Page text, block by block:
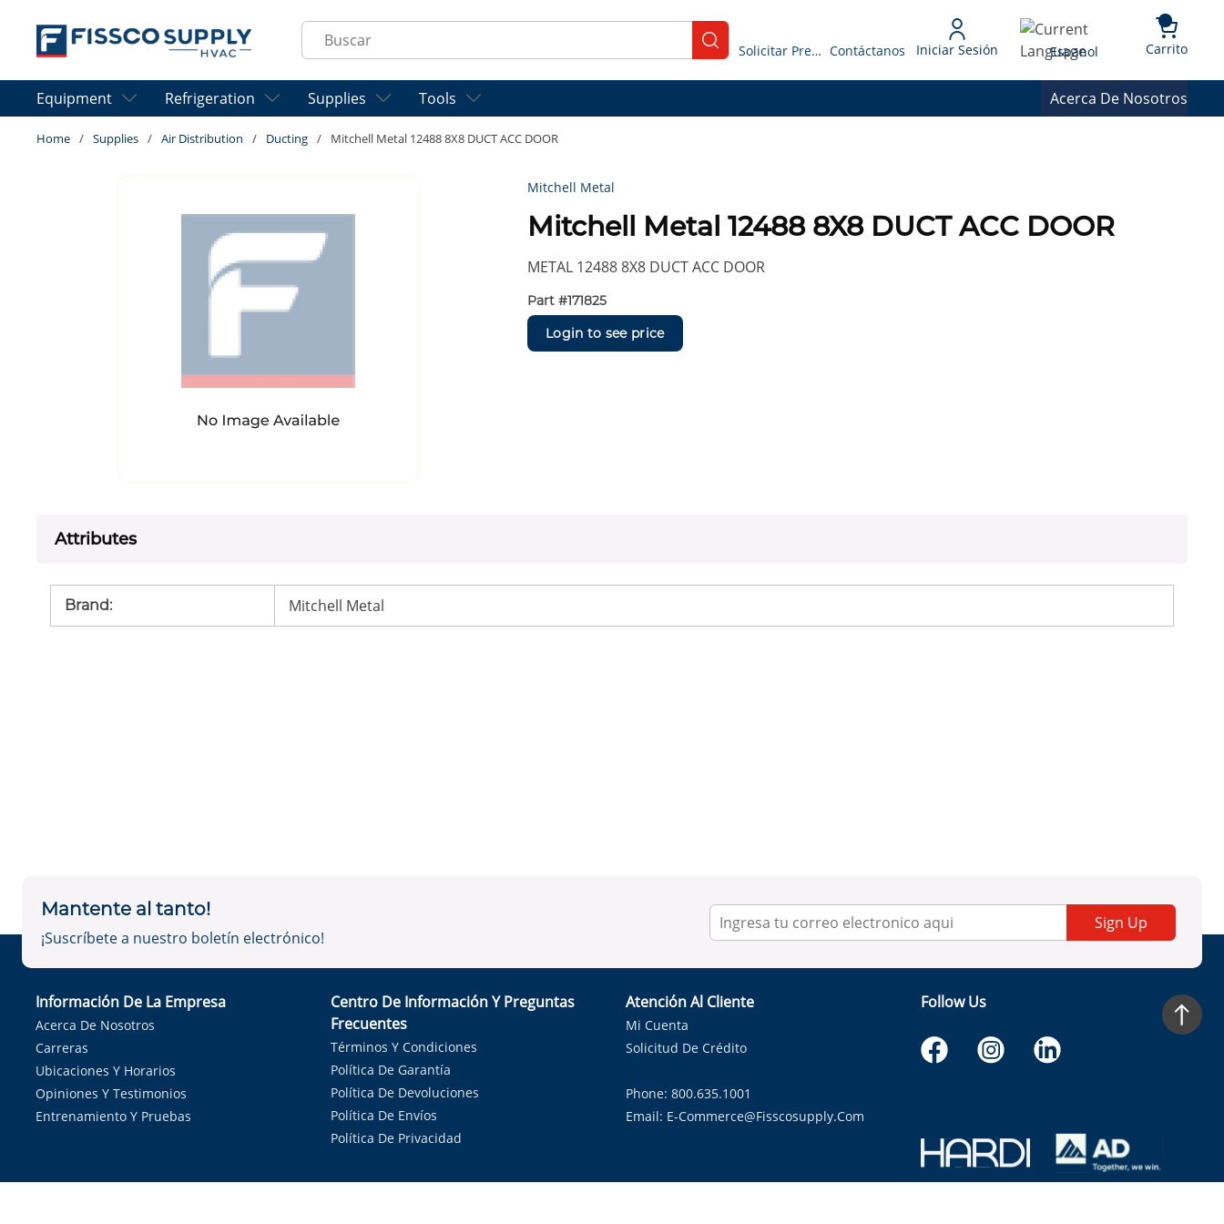
Skip to main content
Site Search
submit search
Solicitar Presupuesto Contáctanos Iniciar Sesión Language
Espanol Carrito{0}
Equipment Refrigeration Supplies Tools Acerca De Nosotros
Home / Supplies / Air Distribution / Ducting / Mitchell Metal 12488 8X8 DUCT ACC DOOR
Mitchell Metal
Mitchell Metal 12488 8X8 DUCT ACC DOOR
METAL 12488 8X8 DUCT ACC DOOR
Part #171825
Login to see price
Attributes
Brand: Mitchell Metal
Mantente al tanto!
¡Suscríbete a nuestro boletín electrónico!
Sign Up
Información De La Empresa
Acerca De Nosotros
Carreras
Ubicaciones Y Horarios
Opiniones Y Testimonios
Entrenamiento Y Pruebas
Centro De Información Y Preguntas
Frecuentes
Términos Y Condiciones
Política De Garantía
Política De Devoluciones
Política De Envíos
Política De Privacidad
Atención Al Cliente
Mi Cuenta
Solicitud De Crédito
Phone: 800.635.1001
Email: E-Commerce@fisscosupply.com
Follow Us